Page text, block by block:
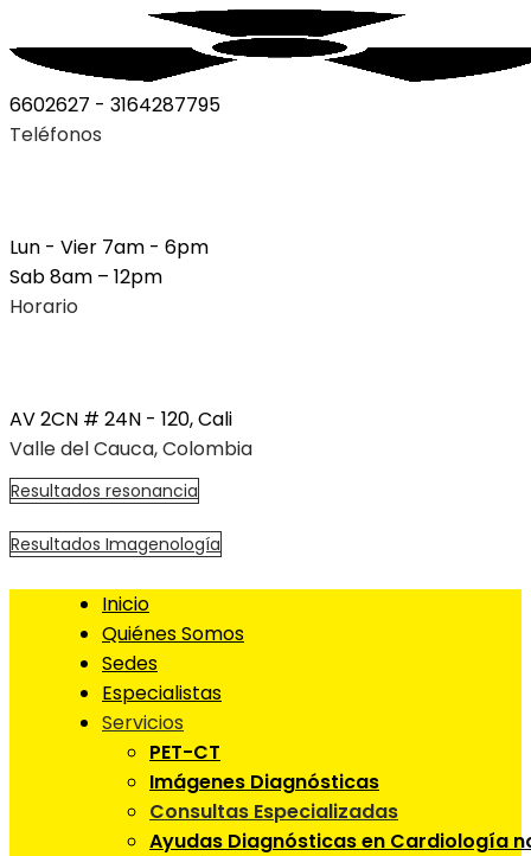
6602627 - 3164287795
Teléfonos
Lun - Vier 7am - 6pm
Sab 8am – 12pm
Horario
AV 2CN # 24N - 120, Cali
Valle del Cauca, Colombia
Resultados resonancia
Resultados Imagenología
Inicio
Quiénes Somos
Sedes
Especialistas
Servicios
PET-CT
Imágenes Diagnósticas
Consultas Especializadas
Ayudas Diagnósticas en Cardiología